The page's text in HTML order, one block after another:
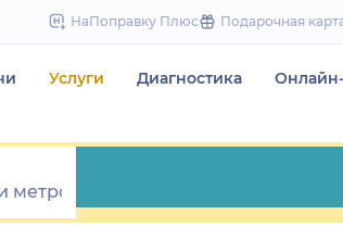
to
НаПоправку Плюс Подарочная
Услуги Диагностика